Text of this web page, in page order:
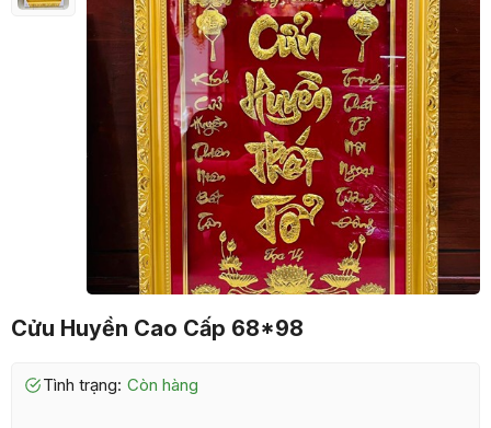
Cửu Huyền Cao Cấp 68*98
Tình trạng: còn hàng